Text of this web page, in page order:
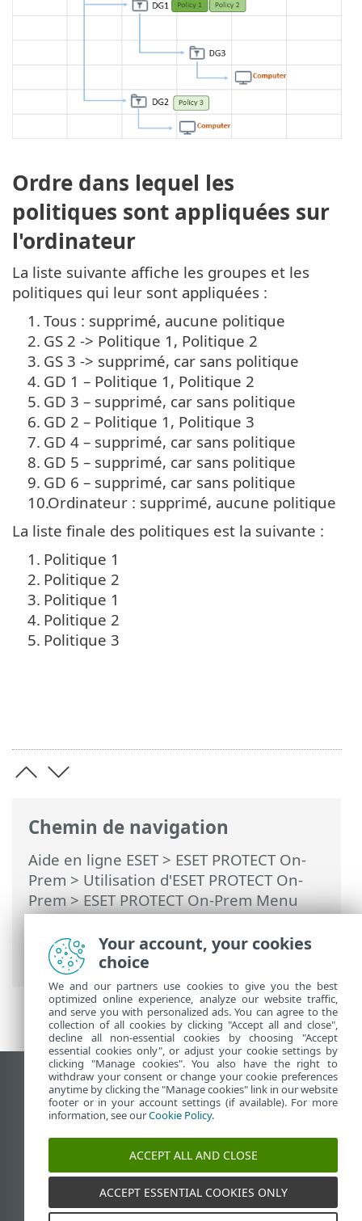
Chemin de navigation
Aide en ligne ESET> ESET PROTECT On-
Prem > Utilisation d'ESET PROTECT On-
Prem>ESET PROTECT On-Prem Menu
principal>Politiques>Application des
politiques aux clients> Énumération des
politiques
Ordre dans lequel les
politiques sont appliquées sur
l'ordinateur
La liste suivante affiche les groupes et les
politiques qui leur sont appliquées :
1. Tous : supprimé, aucune politique
2. GS 2 -> Politique 1, Politique 2
3. GS 3 -> supprimé, car sans politique
4. GD 1 – Politique 1, Politique 2
5. GD 3 – supprimé, car sans politique
6. GD 2 – Politique 1, Politique 3
7. GD 4 – supprimé, car sans politique
8. GD 5 – supprimé, car sans politique
9. GD 6 – supprimé, car sans politique
10.Ordinateur : supprimé, aucune politique
La liste finale des politiques est la suivante :
1. Politique 1
2. Politique 2
3. Politique 1
4. Politique 2
5. Politique 3
Afficher le site des postes de travail
End of Life
Base de connaissances ESET
Forum ESET
ESET Status Portal
Support régional
Your account, your cookies
choice
We and our partners use cookies to give you the best
optimized online experience, analyze our website traffic,
and serve you with personalized ads. You can agree to the
collection of all cookies by clicking "Accept all and close",
decline all non-essential cookies by choosing "Accept
essential cookies only", or adjust your cookie settings by
clicking "Manage cookies". You also have the right to
withdraw your consent or change your cookie preferences
anytime by clicking the "Manage cookies" link in our website
footer or in your account settings (if available). For more
information, see ourCookie Policy.
ACCEPT ALL AND CLOSE
ACCEPT ESSENTIAL COOKIES ONLY